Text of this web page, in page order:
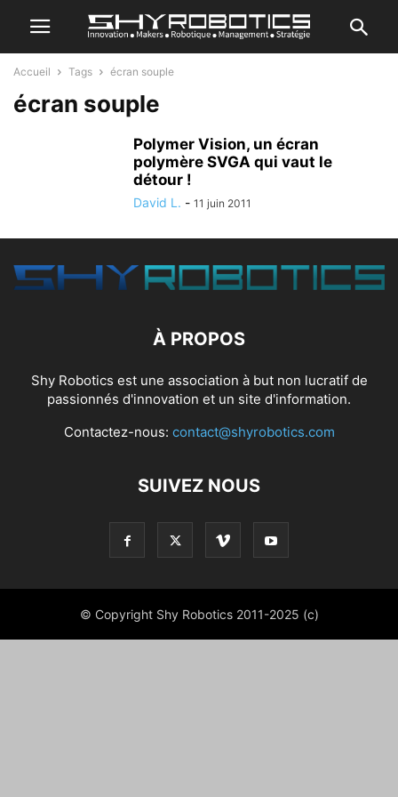
Accueil Tags écran souple
écran souple
Polymer Vision, un écran
polymère SVGA qui vaut le
détour !
David L. - 11 juin 2011
À PROPOS
Shy Robotics est une association à but non lucratif de
passionnés d'innovation et un site d'information.
Contactez-nous: contact@shyrobotics.com
SUIVEZ NOUS
© Copyright Shy Robotics 2011-2025 (c)